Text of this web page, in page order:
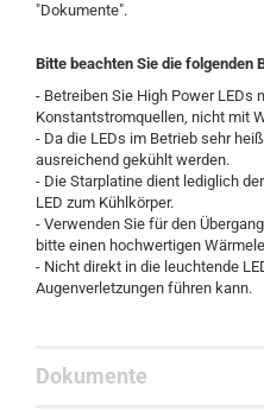
"Dokumente".
Bitte beachten Sie die folgenden
- Betreiben Sie High Power LEDs
Konstantstromquellen, nicht mit
- Da die LEDs im Betrieb sehr
ausreichend gekühlt werden.
- Die Starplatine dient lediglich
LED zum Kühlkörper.
- Verwenden Sie für den
bitte einen hochwertigen
- Nicht direkt in die leuchtende
Augenverletzungen führen kann.
Dokumente